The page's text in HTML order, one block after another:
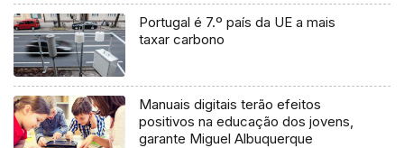
Portugal é 7.º país da UE a mais
taxar carbono
Manuais digitais terão efeitos
positivos na educação dos jovens,
garante Miguel Albuquerque